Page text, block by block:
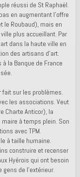
réussi de St Raphaël.
en augmentant l'offre
le Roubaud), mais en
plus accueillant. Par
dans la haute ville en
des artisans d'art.
la Banque de France
fait sur les problèmes.
les associations. Veut
Charte Anticor), la
à temps plein. Son
avec TPM.
à taille humaine.
construire et recenser
Hyérois qui ont besoin
de l’extérieur.